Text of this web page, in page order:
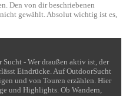
Den von dir beschriebenen
gewählt. Absolut wichtig ist es,
- Wer draußen aktiv ist, der
Eindrücke. Auf OutdoorSucht
und von Touren erzählen. Hier
und Highlights. Ob Wandern,